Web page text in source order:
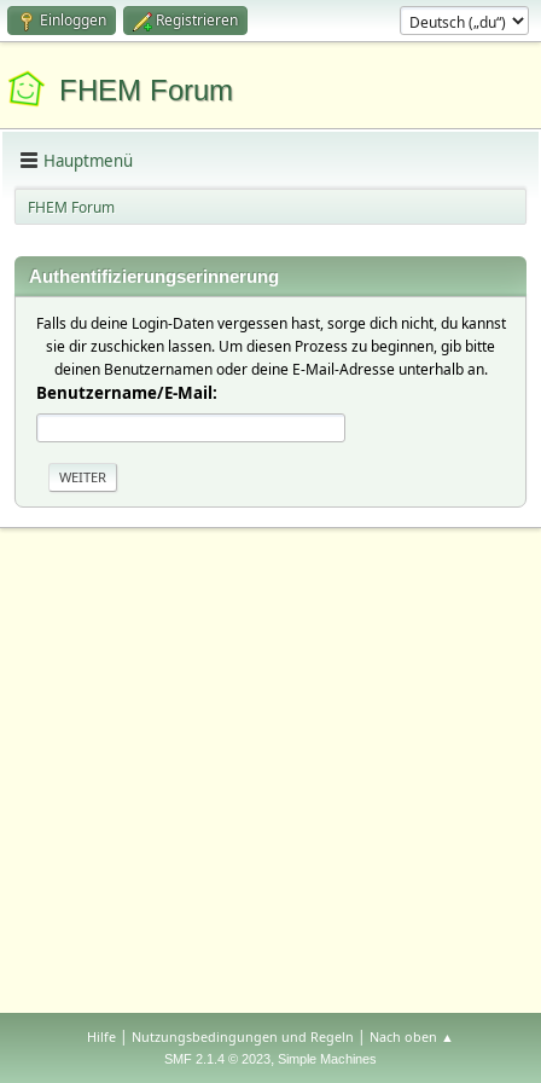
Einloggen Registrieren
FHEM Forum
Hauptmenü
FHEM Forum
Authentifizierungserinnerung
Falls du deine Login-Daten vergessen hast, sorge dich nicht, du kannst
sie dir zuschicken lassen. Um diesen Prozess zu beginnen, gib bitte
deinen Benutzernamen oder deine E-Mail-Adresse unterhalb an.
Benutzername/E-Mail:
Hilfe | Nutzungsbedingungen und Regeln | Nach oben ▲
SMF 2.1.4 © 2023, Simple Machines